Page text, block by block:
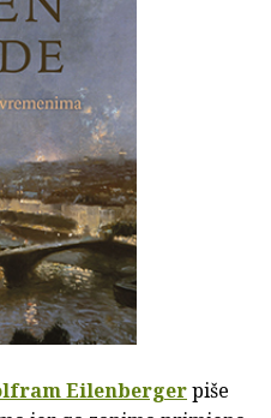
Eilenbergerpiše